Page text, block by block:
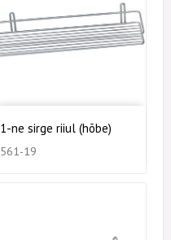
1-ne sirge riiul (hõbe)
561-19